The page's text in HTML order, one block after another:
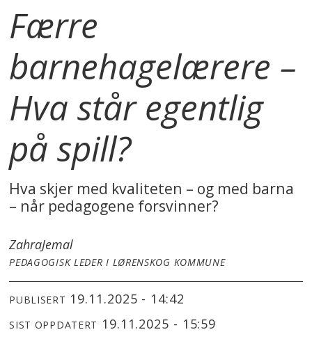
Færre
barnehagelærere –
Hva står egentlig
på spill?
Hva skjer med kvaliteten – og med barna
– når pedagogene forsvinner?
ZahraJemal
PEDAGOGISK LEDER I LØRENSKOG KOMMUNE
PUBLISERT 19.11.2025 - 14:42
SIST OPPDATERT 19.11.2025 - 15:59